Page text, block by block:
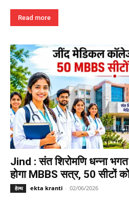
Read more
Jind : संत शिरोमणि धन्ना
होगा MBBS सत्र, 50 सीटों
हेल्थ ekta kranti - 02/06/2026